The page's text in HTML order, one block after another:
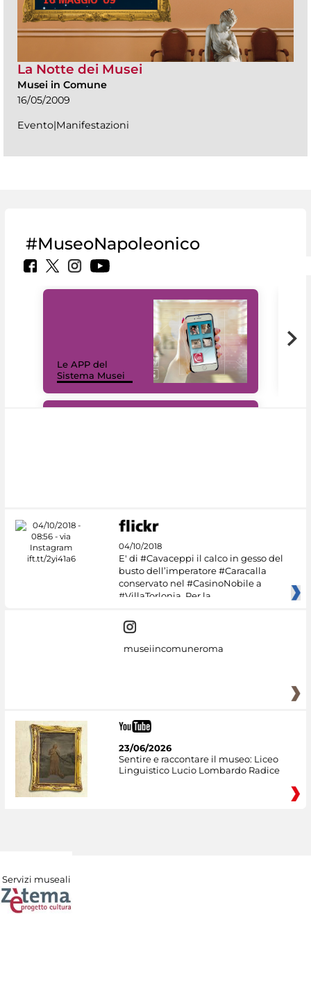
La Notte dei Musei
Musei in Comune
16/05/2009
Evento|Manifestazioni
#MuseoNapoleonico
Le APP del
Sistema Musei
04/10/2018
E' di #Cavaceppi il calco in gesso del
busto dell’imperatore #Caracalla
conservato nel #CasinoNobile a
#VillaTorlonia. Per la
museiincomuneroma
23/06/2026
Sentire e raccontare il museo: Liceo
Linguistico Lucio Lombardo Radice
Servizi museali